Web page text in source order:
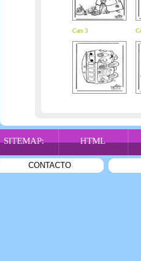
Cars 3
SITEMAP: HTML
CONTACTO